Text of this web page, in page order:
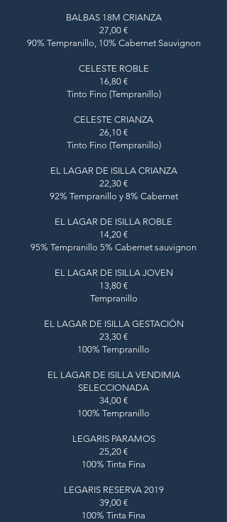
BALBAS 18M CRIANZA
27,00 €
90% Tempranillo, 10% Cabernet Sauvignon
CELESTE ROBLE
16,80 €
Tinto Fino (Tempranillo)
CELESTE CRIANZA
26,10 €
Tinto Fino (Tempranillo)
EL LAGAR DE ISILLA CRIANZA
22,30 €
92% Tempranillo y 8% Cabernet
EL LAGAR DE ISILLA ROBLE
14,20 €
95% Tempranillo 5% Cabernet sauvignon
EL LAGAR DE ISILLA JOVEN
13,80 €
Tempranillo
EL LAGAR DE ISILLA GESTACIÓN
23,30 €
100% Tempranillo
EL LAGAR DE ISILLA VENDIMIA
SELECCIONADA
34,00 €
100% Tempranillo
LEGARIS PARAMOS
25,20 €
100% Tinta Fina
LEGARIS RESERVA 2019
39,00 €
100% Tinta Fina